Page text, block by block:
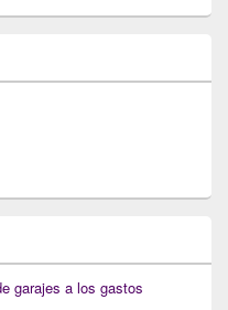
garajes a los gastos